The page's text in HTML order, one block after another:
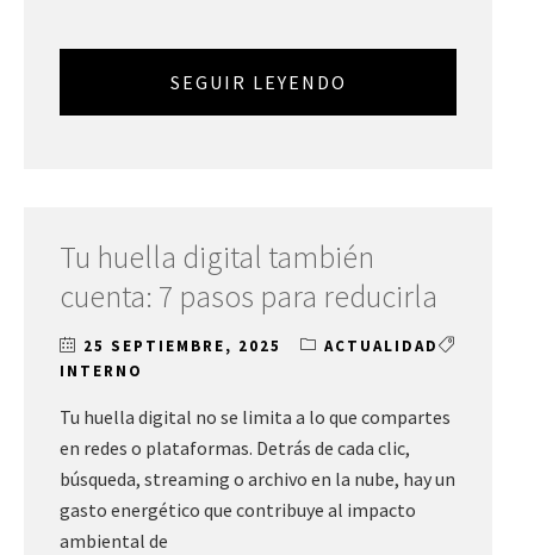
SEGUIR LEYENDO
Tu huella digital también
cuenta: 7 pasos para reducirla
25 SEPTIEMBRE, 2025
ACTUALIDAD
INTERNO
Tu huella digital no se limita a lo que compartes
en redes o plataformas. Detrás de cada clic,
búsqueda, streaming o archivo en la nube, hay un
gasto energético que contribuye al impacto
ambiental de